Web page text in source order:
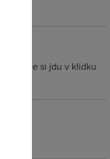
Takze si jdu v klidku